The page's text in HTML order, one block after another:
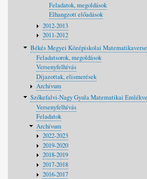
Feladatok, megoldások
Elhangzott előadások
2012-2013
2011-2012
Békés Megyei Középiskolai
Feladatsorok, megoldások
Versenyfelhívás
Díjazottak, elismerések
Archívum
Szőkefalvi-Nagy Gyula Matematikai
Versenyfelhívás
Feladatok
Archívum
2022-2023
2019-2020
2018-2019
2017-2018
2016-2017